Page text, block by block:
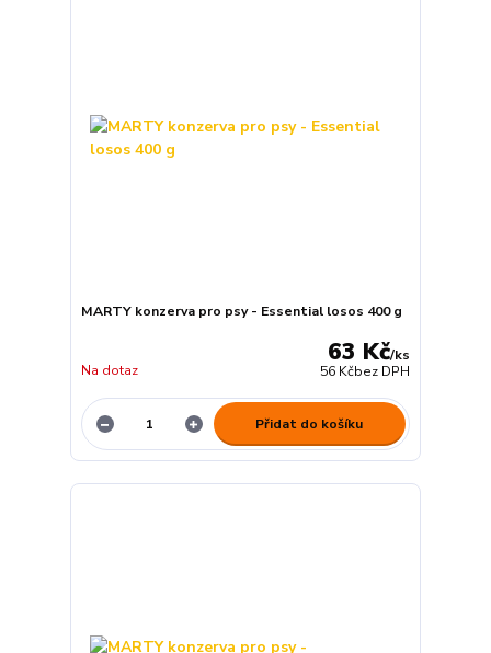
MARTY konzerva pro psy - Essential losos 400 g
63 Kč/ks
56 Kčbez DPH
Na dotaz
Přidat do košíku